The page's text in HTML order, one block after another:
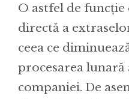
O astfel de funcție
directă a
ceea ce
procesarea
companiei. De